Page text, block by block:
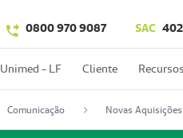
0800 970 9087 SAC
Unimed - LF Cliente
Comunicação Novas Aquisições